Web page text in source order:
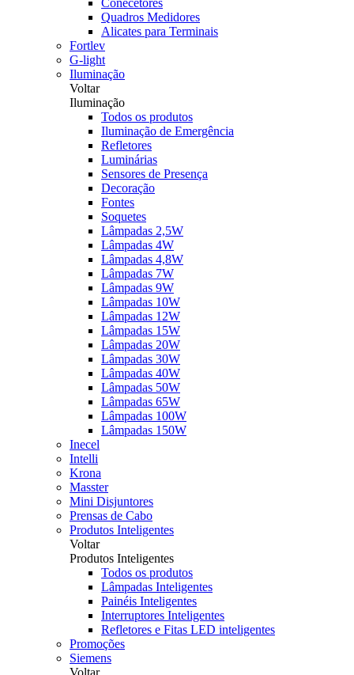
Conecetores
Quadros Medidores
Alicates para Terminais
Fortlev
G-light
Iluminação
Voltar
Iluminação
Todos os produtos
Iluminação de Emergência
Refletores
Luminárias
Sensores de Presença
Decoração
Fontes
Soquetes
Lâmpadas 2,5W
Lâmpadas 4W
Lâmpadas 4,8W
Lâmpadas 7W
Lâmpadas 9W
Lâmpadas 10W
Lâmpadas 12W
Lâmpadas 15W
Lâmpadas 20W
Lâmpadas 30W
Lâmpadas 40W
Lâmpadas 50W
Lâmpadas 65W
Lâmpadas 100W
Lâmpadas 150W
Inecel
Intelli
Krona
Masster
Mini Disjuntores
Prensas de Cabo
Produtos Inteligentes
Voltar
Produtos Inteligentes
Todos os produtos
Lâmpadas Inteligentes
Painéis Inteligentes
Interruptores Inteligentes
Refletores e Fitas LED inteligentes
Promoções
Siemens
Voltar